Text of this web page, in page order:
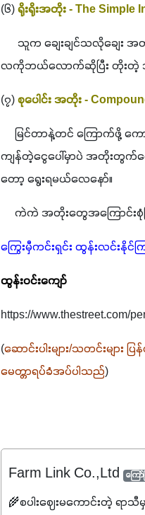
(၆) ရိုးရိုးအတိုး - The Simple
သူက ချေးချင်သလိုချေး
လကိုဘယ်လောက်ဆိုပြီး တိုးတဲ့ အ
(၇) စုပေါင်း အတိုး -
မြင်တာနဲ့တင် ကြောက်ဖို့ ကေ
ကျန်တဲ့ငွေပေါ်မှာပဲ အတိုးတွက်ပေ
တော့ ရွေးရမယ်လေနော်။
ကဲကဲ အတိုးတွေအကြောင်းစုံပ
ကြွေးမှီကင်းရှင်း ထွန်းလင်းနိုင်က
ထွန်းဝင်းကျော်
https://www.thestreet.com/
(ဆောင်းပါးများ/သတင်းများ
မေတ္တာရပ်ခံအပ်ပါသည်)
Farm Link Co.,Ltd ကြော်
🌾စပါးဈေးမကောင်းတဲ့ ရ